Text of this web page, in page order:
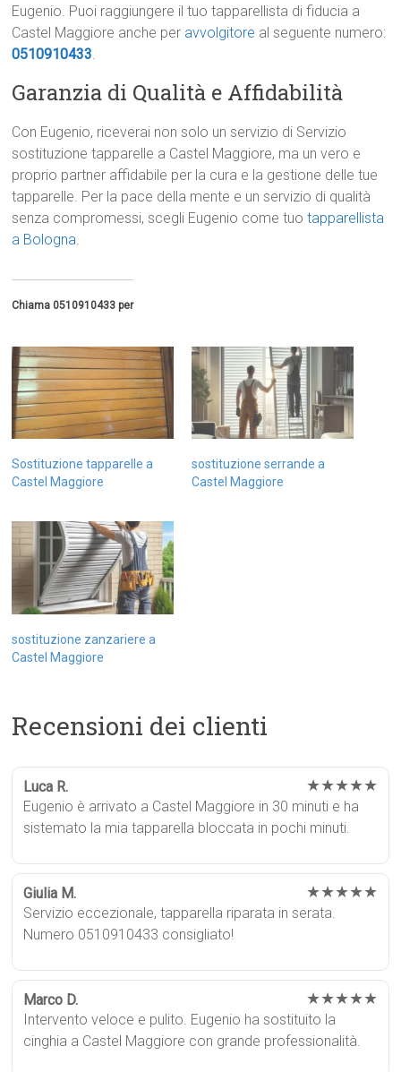
Eugenio. Puoi raggiungere il tuo tapparellista di fiducia a
Castel Maggiore anche per avvolgitore al seguente numero:
0510910433.
Garanzia di Qualità e Affidabilità
Con Eugenio, riceverai non solo un servizio di Servizio
sostituzione tapparelle a Castel Maggiore, ma un vero e
proprio partner affidabile per la cura e la gestione delle tue
tapparelle. Per la pace della mente e un servizio di qualità
senza compromessi, scegli Eugenio come tuotapparellista
a Bologna.
Chiama 0510910433 per
Sostituzione tapparelle a
Castel Maggiore
sostituzione serrande a
Castel Maggiore
sostituzione zanzariere a
Castel Maggiore
Recensioni dei clienti
Luca R. ★★★★★
Eugenio è arrivato a Castel Maggiore in 30 minuti e ha
sistemato la mia tapparella bloccata in pochi minuti.
Giulia M. ★★★★★
Servizio eccezionale, tapparella riparata in serata.
Numero 0510910433 consigliato!
Marco D. ★★★★★
Intervento veloce e pulito. Eugenio ha sostituito la
cinghia a Castel Maggiore con grande professionalità.